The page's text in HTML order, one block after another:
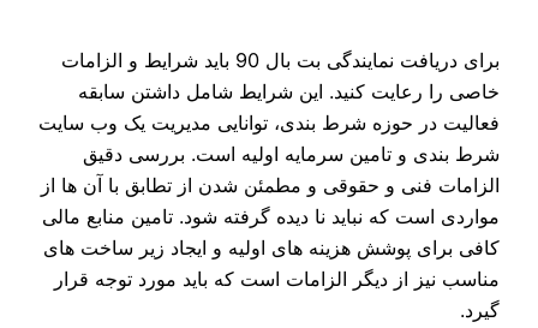
برای دریافت نمایندگی بت بال 90 باید شرایط و الزامات
خاصی را رعایت کنید. این شرایط شامل داشتن سابقه
فعالیت در حوزه شرط‌ بندی، توانایی مدیریت یک وب‌ سایت
شرط‌ بندی و تامین سرمایه اولیه است. بررسی دقیق
الزامات فنی و حقوقی و مطمئن شدن از تطابق با آن ها از
مواردی است که نباید نا دیده گرفته شود. تامین منابع مالی
کافی برای پوشش هزینه‌ های اولیه و ایجاد زیر ساخت‌ های
مناسب نیز از دیگر الزامات است که باید مورد توجه قرار
گیرد.